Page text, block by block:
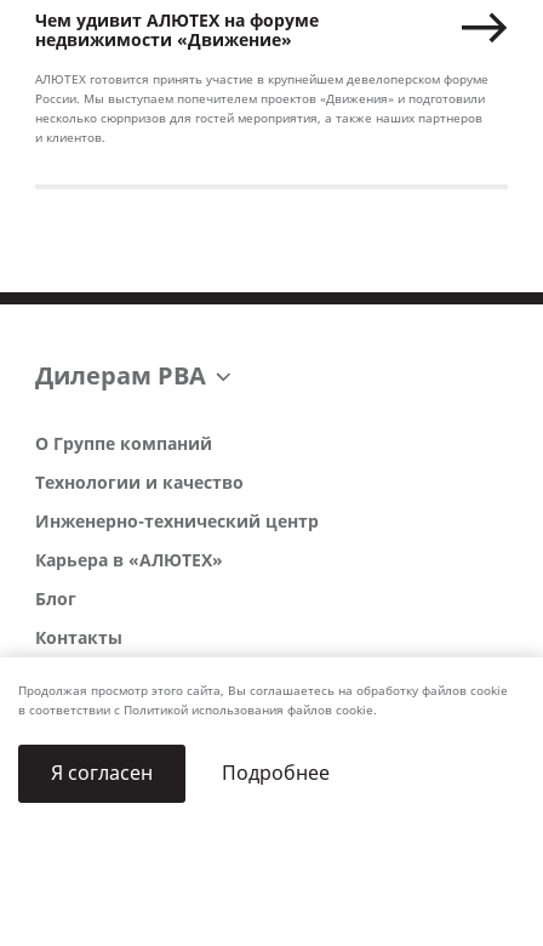
Чем удивит АЛЮТЕХ на форуме
недвижимости «Движение»
АЛЮТЕХ готовится принять участие в крупнейшем девелоперском форуме
России. Мы выступаем попечителем проектов «Движения» и подготовили
несколько сюрпризов для гостей мероприятия, а также наших партнеров
и клиентов.
Дилерам РВА
О Группе компаний
Технологии и качество
Инженерно-технический центр
Карьера в «АЛЮТЕХ»
Блог
Контакты
Продолжая просмотр этого сайта, Вы соглашаетесь на обработку файлов cookie
в соответствии с Политикой использования файлов cookie.
Я согласен Подробнее